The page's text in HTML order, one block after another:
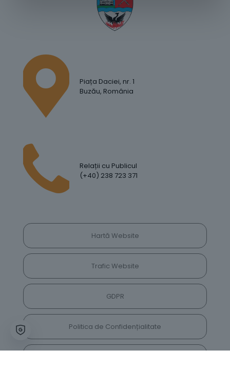
Piața Daciei, nr. 1
Buzău, România
Relații cu Publicul
(+40) 238 723 371
Hartă Website
Trafic Website
GDPR
Politica de Confidențialitate